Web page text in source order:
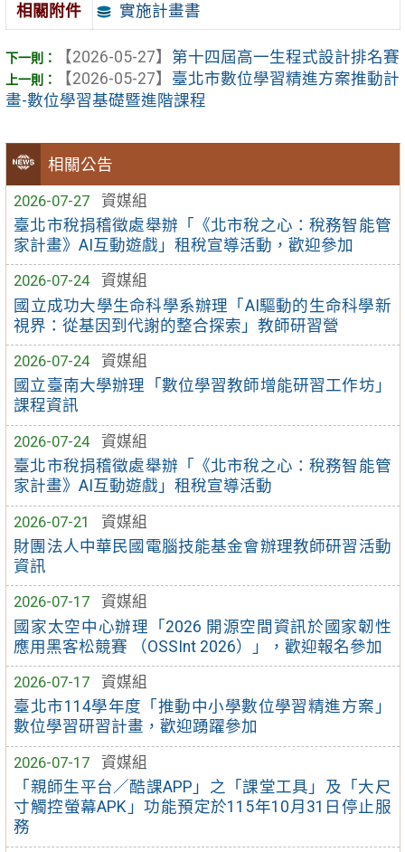
相關公告
2026-07-27
資媒組
臺北市稅捐稽徵處舉辦「《北市稅之心：稅務智能管
家計畫》AI互動遊戲」租稅宣導活動，歡迎參加
2026-07-24
資媒組
國立成功大學生命科學系辦理「AI驅動的生命科學新
視界：從基因到代謝的整合探索」教師研習營
2026-07-24
資媒組
國立臺南大學辦理「數位學習教師增能研習工作坊」
課程資訊
2026-07-24
資媒組
臺北市稅捐稽徵處舉辦「《北市稅之心：稅務智能管
家計畫》AI互動遊戲」租稅宣導活動
2026-07-21
資媒組
財團法人中華民國電腦技能基金會辦理教師研習活動
資訊
2026-07-17
資媒組
國家太空中心辦理「2026 開源空間資訊於國家韌性
應用黑客松競賽 （OSSInt 2026）」，歡迎報名參加
2026-07-17
資媒組
臺北市114學年度「推動中小學數位學習精進方案」
數位學習研習計畫，歡迎踴躍參加
2026-07-17
資媒組
「親師生平台／酷課APP」之「課堂工具」及「大尺
寸觸控螢幕APK」功能預定於115年10月31日停止服
務
相關附件 實施計畫書
【2026-05-27】 第十四屆高一生程式設計排名賽
【2026-05-27】 臺北市數位學習精進方案推動計
畫-數位學習基礎暨進階課程